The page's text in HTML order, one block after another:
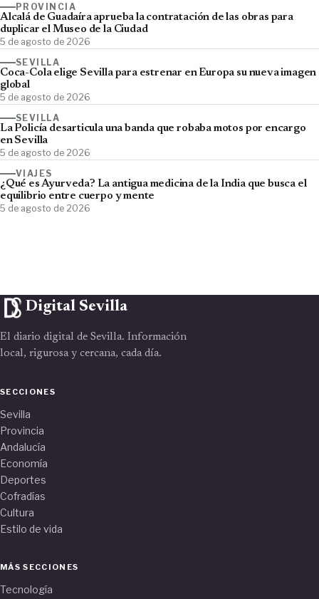
PROVINCIA
Alcalá de Guadaíra aprueba la contratación de las obras para
duplicar el Museo de la Ciudad
5 de agosto de 2026
SEVILLA
Coca-Cola elige Sevilla para estrenar en Europa su nueva imagen
global
5 de agosto de 2026
SEVILLA
La Policía desarticula una banda que robaba motos por encargo
en Sevilla
5 de agosto de 2026
VIAJES
¿Qué es Ayurveda? La antigua medicina de la India que busca el
equilibrio entre cuerpo y mente
5 de agosto de 2026
Digital Sevilla
El diario digital de Sevilla. Información
local, rigurosa y cercana, cada día.
SECCIONES
Sevilla
Provincia
Andalucía
Economía
Deportes
Cofradías
Cultura
Estilo de vida
MÁS SECCIONES
Tecnología